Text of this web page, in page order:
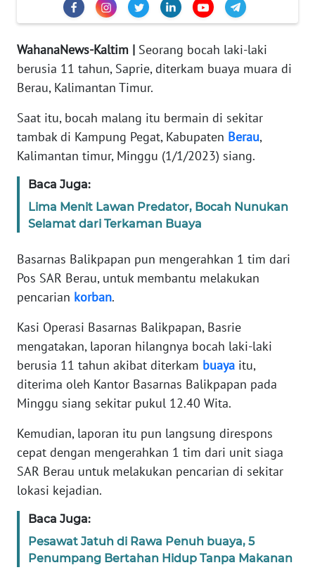
WahanaNews-Kaltim | Seorang bocah laki-laki
berusia 11 tahun, Saprie, diterkam buaya muara di
Berau, Kalimantan Timur.
Saat itu, bocah malang itu bermain di sekitar
tambak di Kampung Pegat, Kabupaten Berau,
Kalimantan timur, Minggu (1/1/2023) siang.
Baca Juga:
Lima Menit Lawan Predator, Bocah Nunukan
Selamat dari Terkaman Buaya
Basarnas Balikpapan pun mengerahkan 1 tim dari
Pos SAR Berau, untuk membantu melakukan
pencarian korban.
Kasi Operasi Basarnas Balikpapan, Basrie
mengatakan, laporan hilangnya bocah laki-laki
berusia 11 tahun akibat diterkam buaya itu,
diterima oleh Kantor Basarnas Balikpapan pada
Minggu siang sekitar pukul 12.40 Wita.
Kemudian, laporan itu pun langsung direspons
cepat dengan mengerahkan 1 tim dari unit siaga
SAR Berau untuk melakukan pencarian di sekitar
lokasi kejadian.
Baca Juga:
Pesawat Jatuh di Rawa Penuh buaya, 5
Penumpang Bertahan Hidup Tanpa Makanan
PEDOMAN
MEDIA
SIBER
DISCLAIMER
Wahana
News
WN
SUMUT
WN
JAKARTA
WN
JABAR
WN
BANTEN
WN
WN
KEPRI